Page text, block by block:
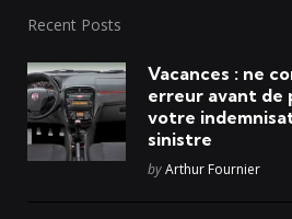
Recent Posts
Vacances : ne
erreur avant de
votre
sinistre
Posted
byArthur Fournier